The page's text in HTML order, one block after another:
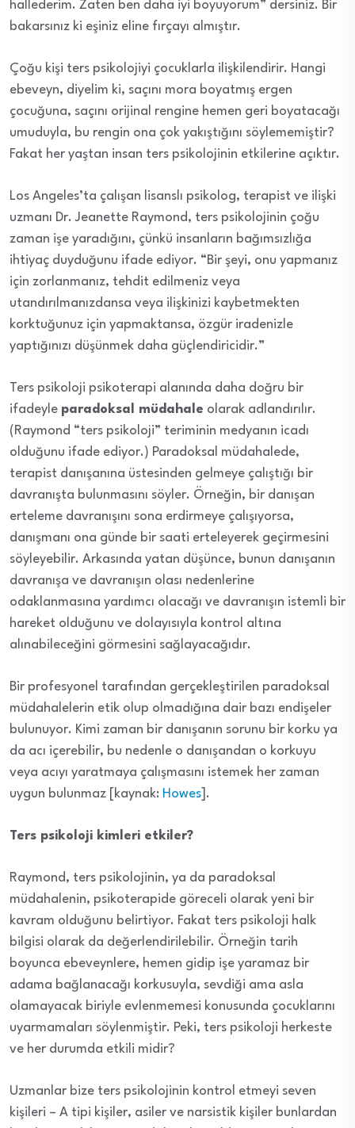
hallederim. Zaten ben daha iyi boyuyorum” dersiniz. Bir
bakarsınız ki eşiniz eline fırçayı almıştır.
Çoğu kişi ters psikolojiyi çocuklarla ilişkilendirir. Hangi
ebeveyn, diyelim ki, saçını mora boyatmış ergen
çocuğuna, saçını orijinal rengine hemen geri boyatacağı
umuduyla, bu rengin ona çok yakıştığını söylememiştir?
Fakat her yaştan insan ters psikolojinin etkilerine açıktır.
Los Angeles’ta çalışan lisanslı psikolog, terapist ve ilişki
uzmanı Dr. Jeanette Raymond, ters psikolojinin çoğu
zaman işe yaradığını, çünkü insanların bağımsızlığa
ihtiyaç duyduğunu ifade ediyor. “Bir şeyi, onu yapmanız
için zorlanmanız, tehdit edilmeniz veya
utandırılmanızdansa veya ilişkinizi kaybetmekten
korktuğunuz için yapmaktansa, özgür iradenizle
yaptığınızı düşünmek daha güçlendiricidir.”
Ters psikoloji psikoterapi alanında daha doğru bir
ifadeyle paradoksal müdahale olarak adlandırılır.
(Raymond “ters psikoloji” teriminin medyanın icadı
olduğunu ifade ediyor.) Paradoksal müdahalede,
terapist danışanına üstesinden gelmeye çalıştığı bir
davranışta bulunmasını söyler. Örneğin, bir danışan
erteleme davranışını sona erdirmeye çalışıyorsa,
danışmanı ona günde bir saati erteleyerek geçirmesini
söyleyebilir. Arkasında yatan düşünce, bunun danışanın
davranışa ve davranışın olası nedenlerine
odaklanmasına yardımcı olacağı ve davranışın istemli bir
hareket olduğunu ve dolayısıyla kontrol altına
alınabileceğini görmesini sağlayacağıdır.
Bir profesyonel tarafından gerçekleştirilen paradoksal
müdahalelerin etik olup olmadığına dair bazı endişeler
bulunuyor. Kimi zaman bir danışanın sorunu bir korku ya
da acı içerebilir, bu nedenle o danışandan o korkuyu
veya acıyı yaratmaya çalışmasını istemek her zaman
uygun bulunmaz [kaynak: Howes ].
Ters psikoloji kimleri etkiler?
Raymond, ters psikolojinin, ya da paradoksal
müdahalenin, psikoterapide göreceli olarak yeni bir
kavram olduğunu belirtiyor. Fakat ters psikoloji halk
bilgisi olarak da değerlendirilebilir. Örneğin tarih
boyunca ebeveynlere, hemen gidip işe yaramaz bir
adama bağlanacağı korkusuyla, sevdiği ama asla
olamayacak biriyle evlenmemesi konusunda çocuklarını
uyarmamaları söylenmiştir. Peki, ters psikoloji herkeste
ve her durumda etkili midir?
Uzmanlar bize ters psikolojinin kontrol etmeyi seven
kişileri – A tipi kişiler, asiler ve narsistik kişiler bunlardan